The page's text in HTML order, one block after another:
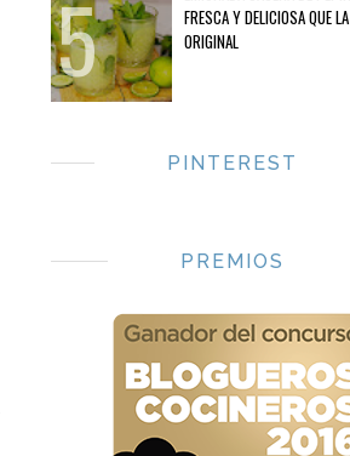
FRESCA Y DELICIOSA QUE LA
ORIGINAL
PINTEREST
PREMIOS